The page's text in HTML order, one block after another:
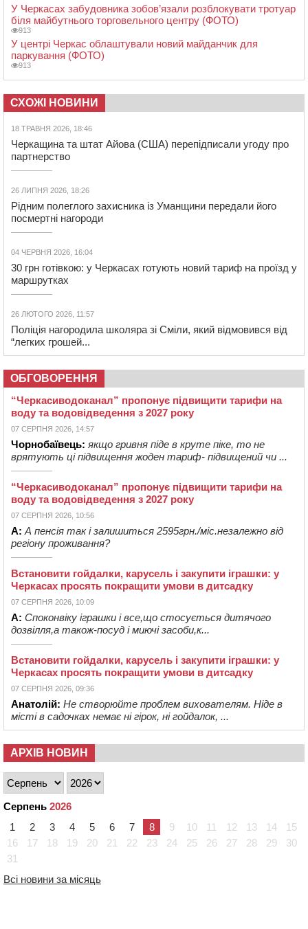
У Черкасах забудовника зобов’язали розблокувати тротуар
біля майбутнього торговельного центру (ФОТО)
913
У центрі Черкас облаштували новий майданчик для
паркування (ФОТО)
913
СХОЖІ НОВИНИ
18 ТРАВНЯ 2026, 18:46
Черкащина та штат Айова (США) перепідписали угоду про
партнерство
26 ЛИПНЯ 2026, 18:26
Рідним полеглого захисника із Уманщини передали його
посмертні нагороди
04 ЧЕРВНЯ 2026, 16:04
30 грн готівкою: у Черкасах готують новий тариф на проїзд у
маршрутках
26 ЛЮТОГО 2026, 11:57
Поліція нагородила школяра зі Сміли, який відмовився від
“легких грошей...
ОБГОВОРЕННЯ
“Черкасиводоканал” пропонує підвищити тарифи на
воду та водовідведення з 2027 року
07 СЕРПНЯ 2026, 14:57
Чорнобаївець: якщо гривня піде в круте піке, то не
врятують ці підвищення жоден тариф- підвищений чи ...
“Черкасиводоканал” пропонує підвищити тарифи на
воду та водовідведення з 2027 року
07 СЕРПНЯ 2026, 10:56
А: А пенсія так і залишиться 2595грн./міс.незалежно від
регіону проживання?
Встановити гойдалки, карусель і закупити іграшки: у
Черкасах просять покращити умови в дитсадку
07 СЕРПНЯ 2026, 10:09
А: Споконвіку іграшки і все,що стосується дитячого
дозвілля,а також-посуд і миючі засоби,к...
Встановити гойдалки, карусель і закупити іграшки: у
Черкасах просять покращити умови в дитсадку
07 СЕРПНЯ 2026, 09:36
Анатолій: Не створюйте проблем вихователям. Ніде в
місті в садочках немає ні гірок, ні гойдалок, ...
АРХІВ НОВИН
Серпень 2026
1
2 3 4 5 6 7 8 9 10 11 12 13 14
15
16
17 18 19 20 21 22 23 24 25 26 27 28 29
30
31
Всі новини за місяць